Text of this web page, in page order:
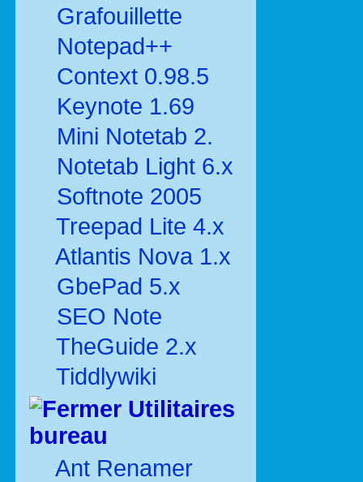
Grafouillette
Notepad++
Context 0.98.5
Keynote 1.69
Mini Notetab 2.
Notetab Light 6.x
Softnote 2005
Treepad Lite 4.x
Atlantis Nova 1.x
GbePad 5.x
SEO Note
TheGuide 2.x
Tiddlywiki
Utilitaires
bureau
Ant Renamer